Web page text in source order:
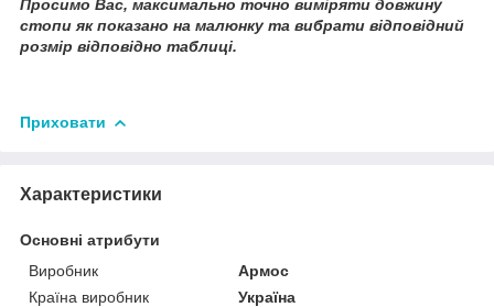
Просимо Вас, максимально точно виміряти довжину
стопи як показано на малюнку та вибрати відповідний
розмір відповідно таблиці.
Приховати
Характеристики
Основні атрибути
Виробник
Армос
Країна виробник
Україна